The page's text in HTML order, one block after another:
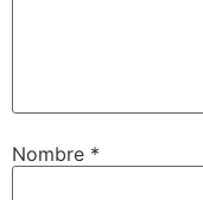
Nombre *